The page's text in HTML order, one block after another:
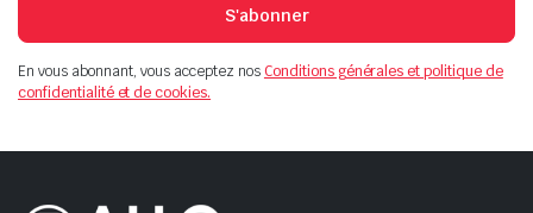
S'abonner
En vous abonnant, vous acceptez nosConditions générales et politique de
confidentialité et de cookies.